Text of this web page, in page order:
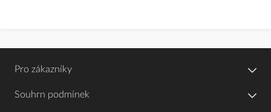
Pro zákazníky
Souhrn podmínek